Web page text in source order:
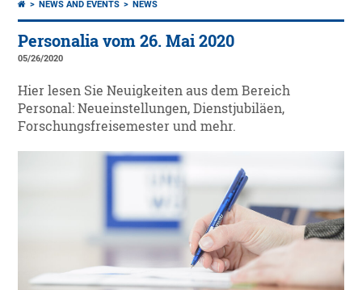
NEWS AND EVENTS NEWS
Personalia vom 26. Mai 2020
05/26/2020
Hier lesen Sie Neuigkeiten aus dem Bereich
Personal: Neueinstellungen, Dienstjubiläen,
Forschungsfreisemester und mehr.